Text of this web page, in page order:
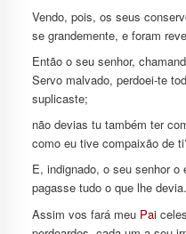
Vendo, pois, os seus
se grandemente, e foram
Então o seu senhor,
Servo malvado, perdoei-te
suplicaste;
não devias tu também ter
como eu tive compaixão de
E, indignado, o seu senhor o
pagasse tudo o que lhe devia.
Assim vos fará meu Pai